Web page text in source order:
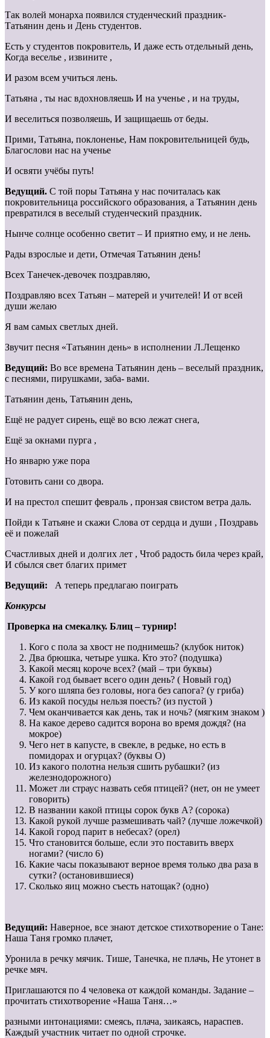
Так волей монарха появился студенческий праздник-
Татьянин день и День студентов.
Есть у студентов покровитель, И даже есть отдельный день,
Когда веселье , извините ,
И разом всем учиться лень.
Татьяна , ты нас вдохновляешь И на ученье , и на труды,
И веселиться позволяешь, И защищаешь от беды.
Прими, Татьяна, поклоненье, Нам покровительницей будь,
Благослови нас на ученье
И освяти учёбы путь!
Ведущий. С той поры Татьяна у нас почиталась как
покровительница российского образования, а Татьянин день
превратился в веселый студенческий праздник.
Нынче солнце особенно светит – И приятно ему, и не лень.
Рады взрослые и дети, Отмечая Татьянин день!
Всех Танечек-девочек поздравляю,
Поздравляю всех Татьян – матерей и учителей! И от всей
души желаю
Я вам самых светлых дней.
Звучит песня «Татьянин день» в исполнении Л.Лещенко
Ведущий: Во все времена Татьянин день – веселый праздник,
с песнями, пирушками, заба- вами.
Татьянин день, Татьянин день,
Ещё не радует сирень, ещё во всю лежат снега,
Ещё за окнами пурга ,
Но январю уже пора
Готовить сани со двора.
И на престол спешит февраль , пронзая свистом ветра даль.
Пойди к Татьяне и скажи Слова от сердца и души , Поздравь
её и пожелай
Счастливых дней и долгих лет , Чтоб радость била через край,
И сбылся свет благих примет
Ведущий: А теперь предлагаю поиграть
Конкурсы
Проверка на смекалку. Блиц – турнир!
Кого с пола за хвост не поднимешь? (клубок ниток)
Два брюшка, четыре ушка. Кто это? (подушка)
Какой месяц короче всех? (май – три буквы)
Какой год бывает всего один день? ( Новый год)
У кого шляпа без головы, нога без сапога? (у гриба)
Из какой посуды нельзя поесть? (из пустой )
Чем оканчивается как день, так и ночь? (мягким знаком )
На какое дерево садится ворона во время дождя? (на
мокрое)
Чего нет в капусте, в свекле, в редьке, но есть в
помидорах и огурцах? (буквы О)
Из какого полотна нельзя сшить рубашки? (из
железнодорожного)
Может ли страус назвать себя птицей? (нет, он не умеет
говорить)
В названии какой птицы сорок букв А? (сорока)
Какой рукой лучше размешивать чай? (лучше ложечкой)
Какой город парит в небесах? (орел)
Что становится больше, если это поставить вверх
ногами? (число 6)
Какие часы показывают верное время только два раза в
сутки? (остановившиеся)
Сколько яиц можно съесть натощак? (одно)
Ведущий: Наверное, все знают детское стихотворение о Тане:
Наша Таня громко плачет,
Уронила в речку мячик. Тише, Танечка, не плачь, Не утонет в
речке мяч.
Приглашаются по 4 человека от каждой команды. Задание –
прочитать стихотворение «Наша Таня…»
разными интонациями: смеясь, плача, заикаясь, нараспев.
Каждый участник читает по одной строчке.